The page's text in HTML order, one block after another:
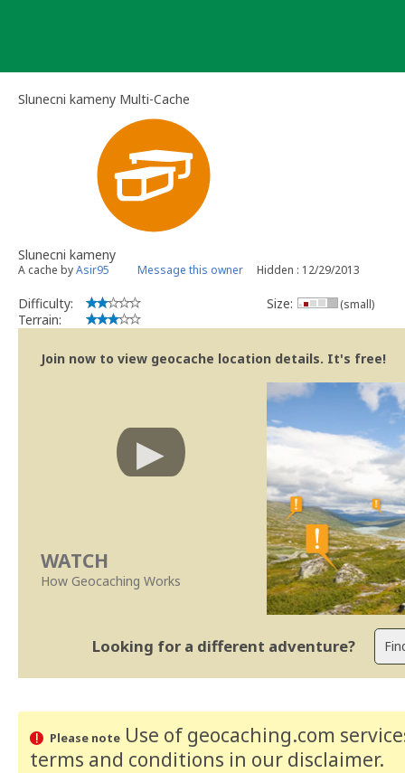
Slunecni kameny Multi-Cache
Slunecni kameny
A cache byAsir95 Message this owner Hidden : 12/29/2013
Difficulty:
Terrain:
Size: (small)
Join now to view geocache location details. It's free!
WATCH
How Geocaching Works
Looking for a different adventure?
Please noteUse of geocaching.com
terms and conditions in our disclaimer.